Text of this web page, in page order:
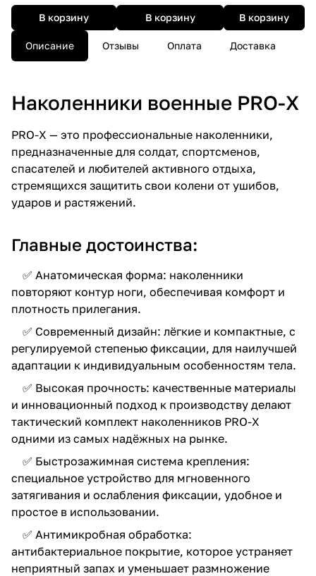
профессиональном уровне!
В корзину В корзину В корзину
Описание Отзывы Оплата Доставка
Наколенники военные PRO-X
PRO-X — это профессиональные наколенники,
предназначенные для солдат, спортсменов,
спасателей и любителей активного отдыха,
стремящихся защитить свои колени от ушибов,
ударов и растяжений.
Главные достоинства:
✅ Анатомическая форма: наколенники
повторяют контур ноги, обеспечивая комфорт и
плотность прилегания.
✅ Современный дизайн: лёгкие и компактные, с
регулируемой степенью фиксации, для наилучшей
адаптации к индивидуальным особенностям тела.
✅ Высокая прочность: качественные материалы
и инновационный подход к производству делают
тактический комплект наколенников PRO-X
одними из самых надёжных на рынке.
✅ Быстрозажимная система крепления:
специальное устройство для мгновенного
затягивания и ослабления фиксации, удобное и
простое в использовании.
✅ Антимикробная обработка:
антибактериальное покрытие, которое устраняет
неприятный запах и уменьшает размножение